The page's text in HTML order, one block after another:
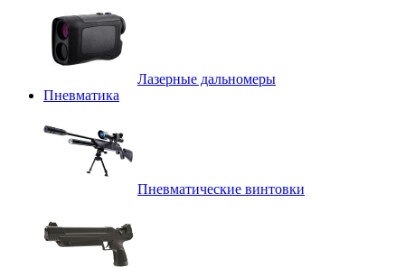
Лазерные дальномеры
Пневматика
Пневматические винтовки